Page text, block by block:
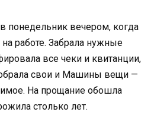
понедельник вечером, когда
на работе. Забрала нужные
все чеки и квитанции,
свои и Машины вещи —
На прощание обошла
столько лет.